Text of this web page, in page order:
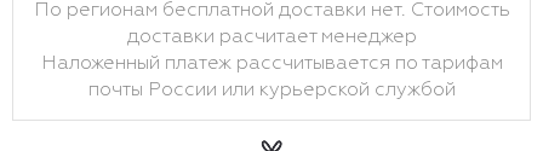
По регионам бесплатной доставки нет. Стоимость
доставки расчитает менеджер
Наложенный платеж рассчитывается по тарифам
почты России или курьерской службой